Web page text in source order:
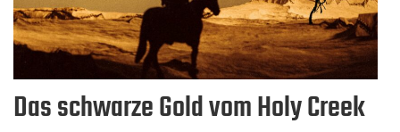
Das schwarze Gold vom Holy Creek